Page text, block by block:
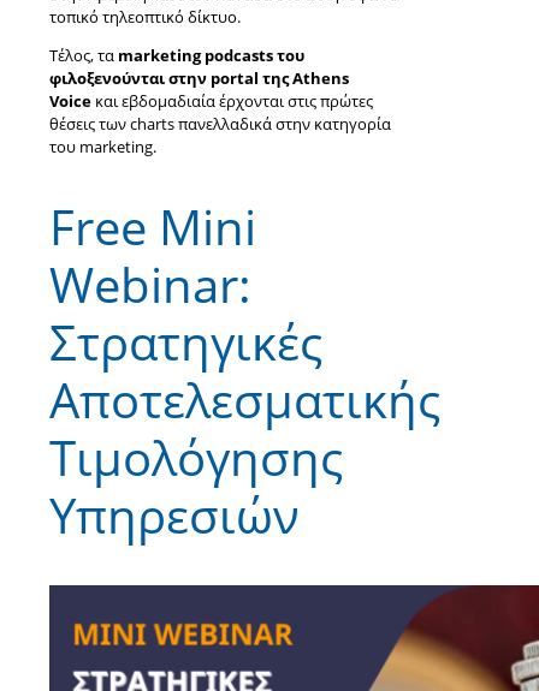
τοπικό τηλεοπτικό δίκτυο.
Τέλος, τα marketing podcasts του
φιλοξενούνται στην portal της Athens
Voice και εβδομαδιαία έρχονται στις πρώτες
θέσεις των charts πανελλαδικά στην κατηγορία
του marketing.
Free Mini
Webinar:
Στρατηγικές
Αποτελεσματικής
Τιμολόγησης
Υπηρεσιών